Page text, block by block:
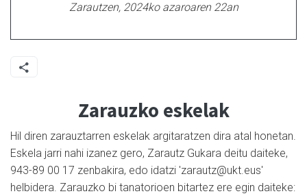
Zarautzen, 2024ko azaroaren 22an
Zarauzko eskelak
Hil diren zarauztarren eskelak argitaratzen dira atal honetan.
Eskela jarri nahi izanez gero, Zarautz Gukara deitu daiteke,
943-89 00 17 zenbakira, edo idatzi 'zarautz@ukt.eus'
helbidera. Zarauzko bi tanatorioen bitartez ere egin daiteke: